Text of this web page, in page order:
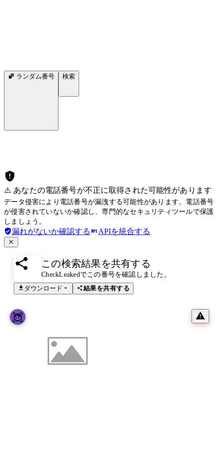
ランダム番号 検索
⚠️ あなたの電話番号が不正に取得された可能性があります
データ侵害により電話番号が漏洩する可能性があります。電話番号
が侵害されていないか確認し、専門的なセキュリティツールで保護
しましょう。
漏れがないか確認する APIを統合する
この検索結果を共有する
CheckLeakedでこの番号を確認しました。
ダウンロード
結果を共有する